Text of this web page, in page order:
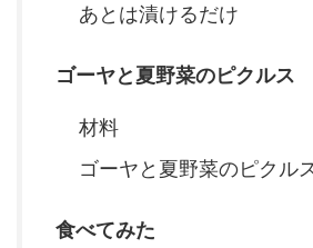
あとは漬けるだけ
ゴーヤと夏野菜のピクルス
材料
ゴーヤと夏野菜のピクル
食べてみた